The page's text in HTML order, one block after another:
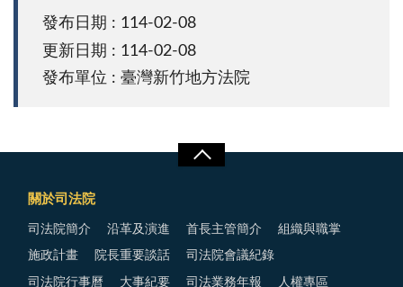
發布日期 : 114-02-08
更新日期 : 114-02-08
發布單位 : 臺灣新竹地方法院
關於司法院
司法院簡介 沿革及演進 首長主管簡介 組織與職掌
施政計畫 院長重要談話 司法院會議紀錄
司法院行事曆 大事紀要 司法業務年報 人權專區